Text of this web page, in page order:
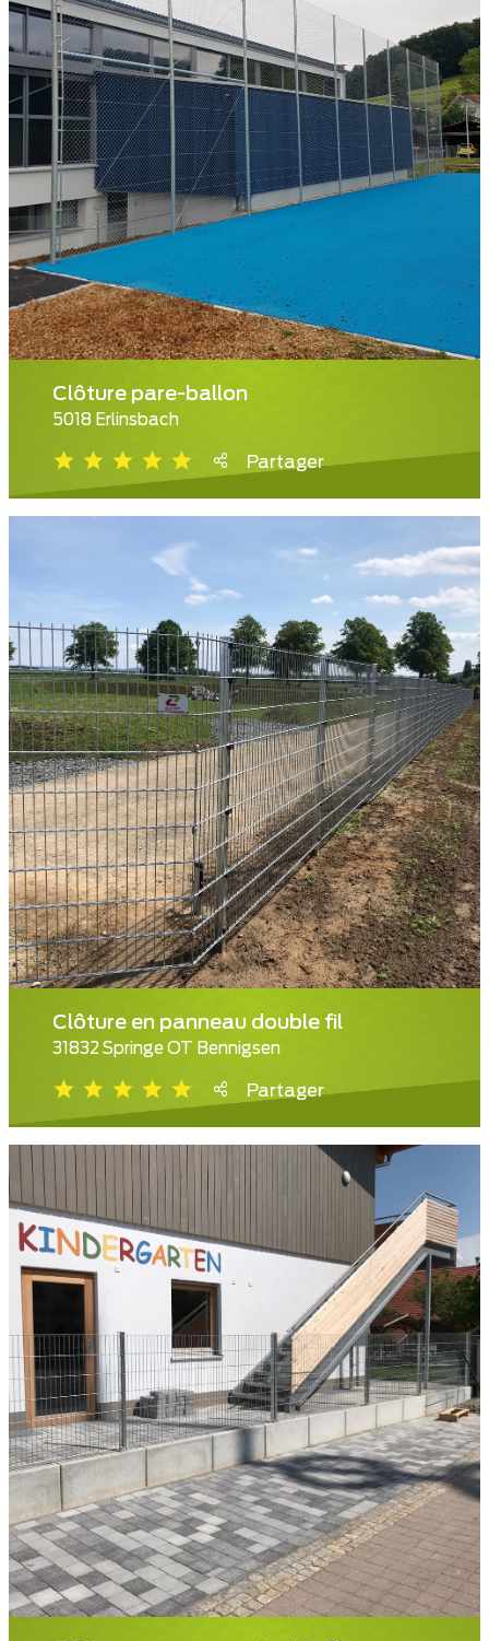
Clôture pare-ballon
5018 Erlinsbach
Partager
Clôture en panneau double fil
31832 Springe OT Bennigsen
Partager